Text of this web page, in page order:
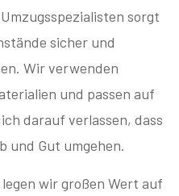
sorgt
sicher und
Wir verwenden
und passen auf
darauf verlassen, dass
und Gut umgehen.
wir großen Wert auf